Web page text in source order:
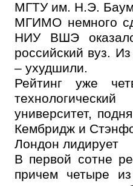
МГТУ им. Н.Э.
МГИМО немного
НИУ ВШЭ
российский вуз.
– ухудшили.
Рейтинг уже
университет,
Кембридж и
Лондон лидирует
В первой сотне
причем четыре